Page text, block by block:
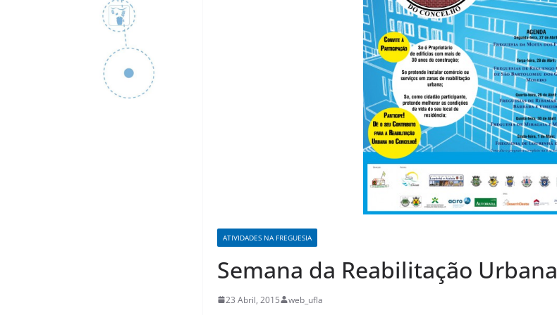
ATIVIDADES NA FREGUESIA
Semana da Reabilitação Urbana
23 Abril, 2015 web_ufla